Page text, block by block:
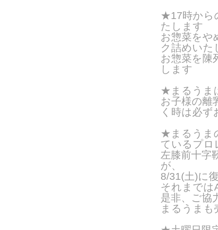
★17時から
たします
お惣菜をや
ク詰めいた
お惣菜を陳
します
★まるうま
お子様の離
く時は 必ず
★まるうま
ているプロ
左膝前十字
が、
8/31(土)に
それまでは
是非、ご協
まるうまも